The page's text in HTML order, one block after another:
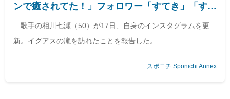
ンで癒されてた！」フォロワー「すてき」「すご
い迫力」 - スポニチ Sponichi Annex 芸能
歌手の相川七瀬（50）が17日、自身のインスタグラムを更
新。イグアスの滝を訪れたことを報告した。
スポニチ Sponichi Annex